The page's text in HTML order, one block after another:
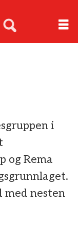
i
og Rema
med nesten